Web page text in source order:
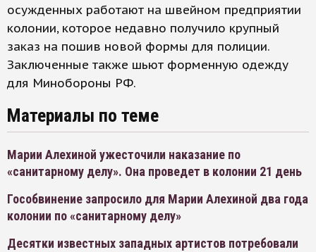
осужденных работают на швейном предприятии
колонии, которое недавно получило крупный
заказ на пошив новой формы для полиции.
Заключенные также шьют форменную одежду
для Минобороны РФ.
Материалы по теме
Марии Алехиной ужесточили наказание по
«санитарному делу». Она проведет в колонии 21 день
Гособвинение запросило для Марии Алехиной два года
колонии по «санитарному делу»
Десятки известных западных артистов потребовали